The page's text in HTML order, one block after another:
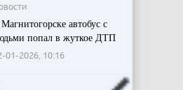
автобус с
попал в жуткое ДТП
01-2026, 10:16